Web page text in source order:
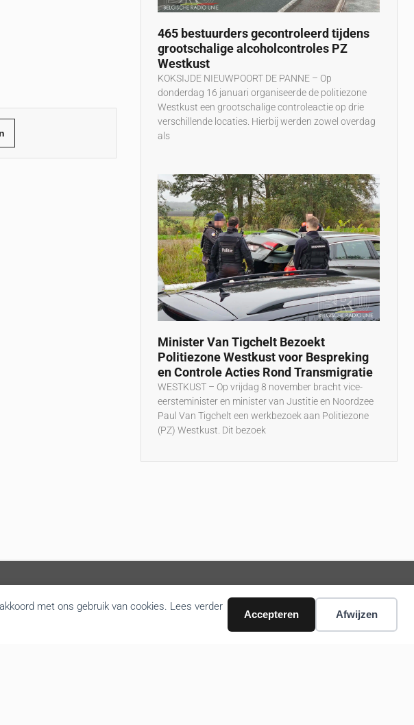
met ons gebruik van cookies. Lees verder
Accepteren Afwijzen
465 bestuurders gecontroleerd tijdens
grootschalige alcoholcontroles PZ
Westkust
KOKSIJDE NIEUWPOORT DE PANNE – Op
donderdag 16 januari organiseerde de politiezone
Westkust een grootschalige controleactie op drie
verschillende locaties. Hierbij werden zowel overdag
als
Minister Van Tigchelt Bezoekt
Politiezone Westkust voor Bespreking
en Controle Acties Rond Transmigratie
WESTKUST – Op vrijdag 8 november bracht vice-
eersteminister en minister van Justitie en Noordzee
Paul Van Tigchelt een werkbezoek aan Politiezone
(PZ) Westkust. Dit bezoek